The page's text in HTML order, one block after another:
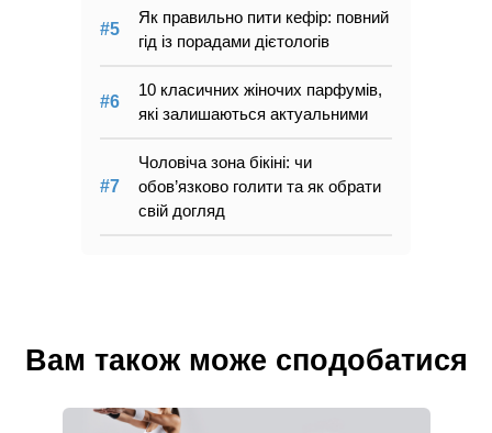
Як правильно пити кефір: повний
гід із порадами дієтологів
10 класичних жіночих парфумів,
які залишаються актуальними
Чоловіча зона бікіні: чи
обов’язково голити та як обрати
свій догляд
Вам також може сподобатися